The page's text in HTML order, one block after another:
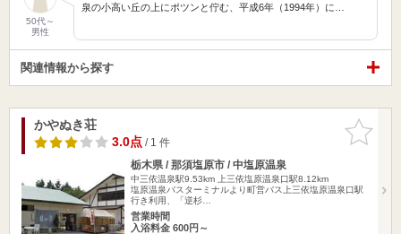
50代～
男性
泉の小高い丘の上にポツンと佇む、平成6年（1994年）に…
関連情報から探す
お気に入
りに追加
かやぬき荘
3.0点/ 1 件
栃木県 / 那須塩原市 / 中塩原温泉
中三依温泉駅9.53km
上三依塩原温泉口駅8.12km
塩原温泉バスターミナルより町営バス上三依塩原温泉口駅
行き利用、「逆杉…
営業時間
入浴料金 600円～